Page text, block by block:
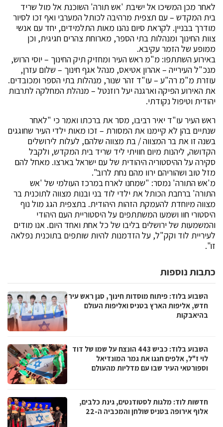
לאחר מכן המשיכו אל ישיבת 'אש תורה' השוכנת אל מול שריד
בית המקדש – עם תצפית מרהיבה לכותל המערבי ואף זכו לסיור
מודרך בבניין. לקראת סיום נהנו מאות התלמידים, יחד עם אנשי
צוות החינוך ומנהלות בתי הספר, מארוחת צהרים חגיגית, וכן
ממופע של הזמר עקיבא.
באירוע השתתפו: מ"מ ראש העיר ומחזיק תיק החינוך – יוסי הרוש,
מנכ"ל העירייה – אהרון אטיאס, מנהל אגף חינוך – שלום עזרן,
עוזרת מ"מ רה"ע – עו"ד זהר שנור, מנהלות בתי הספר ומכובדים.
את האירוע הפיקה וארגנה יעל רוזנטל – מנהלת המחלקה לתרבות
יהודית וטיפול נקודתי.
ראש העיר עו"ד יאיר רביבו, מסר את ברכתו ואמר כי "לאחר
שנתיים בהן לא קיימנו את המסורת – זכו מאות ילדי העיר שחוגגים
בשנה זו את בר המצווה / בת מצווה שלהם, לעלות לירושלים
הקדושה, ליהנות מיום חוויתי ליד שריד בית המקדש, ולקבל
סקירה על ההיסטוריה היהודית של עם ישראל בארצו. מאחל להם
מזל טוב ושהוריהם ירוו מהם נחת לרוב".
מ'אש התורה' נמסר: "שמחנו לארח במרכז העולמי של 'אש
התורה' ברחבת הכותל את ילדי לוד בני ובנות מצווה לתוכנית בר
מצווה מיוחדת להעמקת הזהות היהודית. בתצפית הגג מול נוף
היסטורי חוו ושמעו המשתתפים על היסטוריית העם היהודי
והמשמעות של ירושלים בליבו של כל אחת ואחד היום. אנו מודים
לעיריית לוד וקק"ל, על הזדמנות להיות שותפים בתוכנית נפלאה
זו".
כתבות נוספות
השבוע בלוד: פיתוח מוסדות חינוך, סגן ראש עיר
חדש, אליפות הארץ בטניס ואליפות העולם
בהיאבקות
השבוע בלוד: כביש 443 הונצח על שמו של דוד
לוי ז"ל, אלפים חגגו את גמר המונדיאל
וספורטאי העיר שבו עם מדליות מהעולם
חדשות לוד: מלגות לסטודנטים, גינת כלבים,
אלוף אירופה בטניס שולחן והמכביה ה-22